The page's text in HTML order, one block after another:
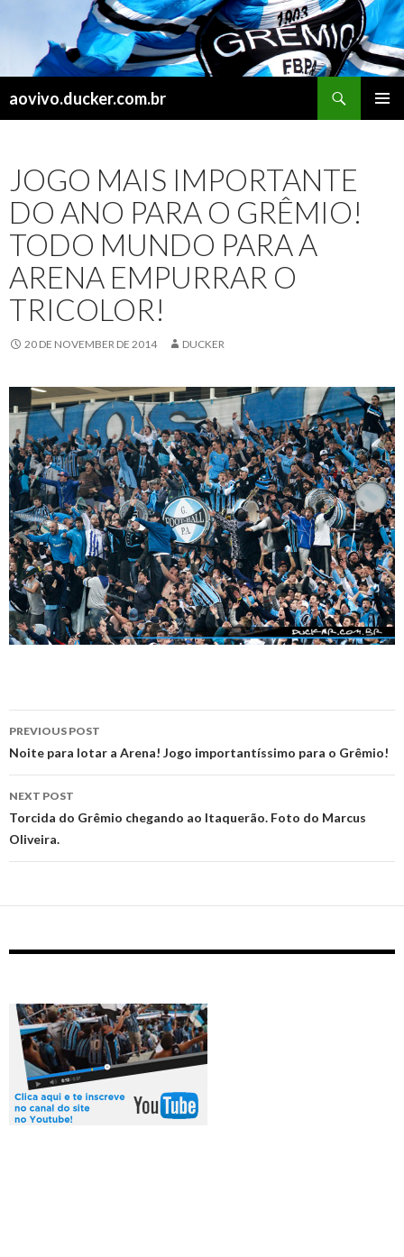
aovivo.ducker.com.br
JOGO MAIS IMPORTANTE
DO ANO PARA O GRÊMIO!
TODO MUNDO PARA A
ARENA EMPURRAR O
TRICOLOR!
20 DE NOVEMBER DE 2014 DUCKER
Post
navigation
PREVIOUS POST
Noite para lotar a Arena! Jogo importantíssimo para o Grêmio!
NEXT POST
Torcida do Grêmio chegando ao Itaquerão. Foto do Marcus
Oliveira.